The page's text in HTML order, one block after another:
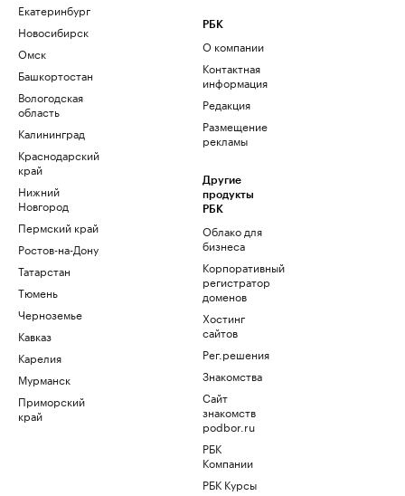
Екатеринбург
Новосибирск
Омск
Башкортостан
Вологодская
область
Калининград
Краснодарский
край
Нижний
Новгород
Пермский край
Ростов-на-Дону
Татарстан
Тюмень
Черноземье
Кавказ
Карелия
Мурманск
Приморский
край
РБК
О компании
Контактная
информация
Редакция
Размещение
рекламы
Другие
продукты
РБК
Облако для
бизнеса
Корпоративный
регистратор
доменов
Хостинг
сайтов
Рег.решения
Знакомства
Сайт
знакомств
podbor.ru
РБК
Компании
РБК Курсы